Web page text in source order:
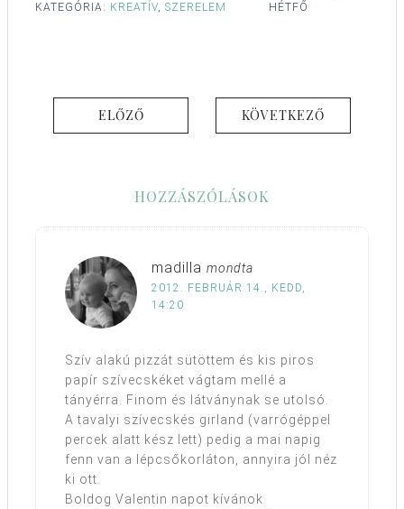
HÉTFŐ
KATEGÓRIA: KREATÍV, SZERELEM
ELŐZŐ KÖVETKEZŐ
HOZZÁSZÓLÁSOK
madilla mondta
2012. FEBRUÁR 14., KEDD,
14:20
Szív alakú pizzát sütöttem és kis piros
papír szívecskéket vágtam mellé a
tányérra. Finom és látványnak se utolsó.
A tavalyi szívecskés girland (varrógéppel
percek alatt kész lett) pedig a mai napig
fenn van a lépcsőkorláton, annyira jól néz
ki ott.
Boldog Valentin napot kívánok